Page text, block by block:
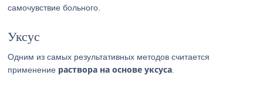
самочувствие больного.
Уксус
Одним из самых результативных методов считается
применение раствора на основе уксуса